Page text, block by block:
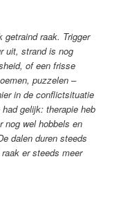
getraind raak. Trigger
uit, strand is nog
of een frisse
puzzelen –
in de conflictsituatie
gelijk: therapie heb
nog wel hobbels en
dalen duren steeds
er steeds meer